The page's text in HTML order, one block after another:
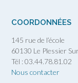
COORDONNÉES
145 rue de l’école
60130 Le Plessier
Tél : 03.44.78.81.02
Nous contacter